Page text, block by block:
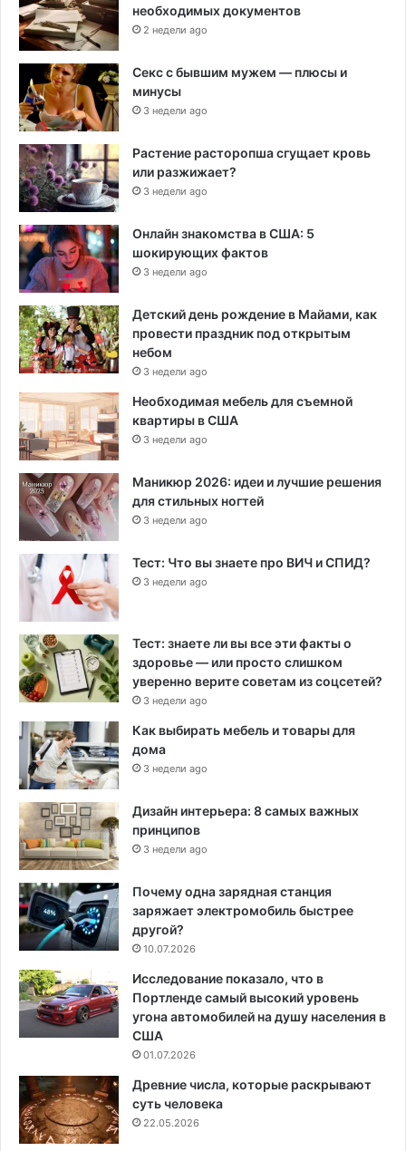
необходимых документов
2 недели ago
Секс с бывшим мужем — плюсы и
минусы
3 недели ago
Растение расторопша сгущает кровь
или разжижает?
3 недели ago
Онлайн знакомства в США: 5
шокирующих фактов
3 недели ago
Детский день рождение в Майами, как
провести праздник под открытым
небом
3 недели ago
Необходимая мебель для съемной
квартиры в США
3 недели ago
Маникюр 2026: идеи и лучшие решения
для стильных ногтей
3 недели ago
Тест: Что вы знаете про ВИЧ и СПИД?
3 недели ago
Тест: знаете ли вы все эти факты о
здоровье — или просто слишком
уверенно верите советам из соцсетей?
3 недели ago
Как выбирать мебель и товары для
дома
3 недели ago
Дизайн интерьера: 8 самых важных
принципов
3 недели ago
Почему одна зарядная станция
заряжает электромобиль быстрее
другой?
10.07.2026
Исследование показало, что в
Портленде самый высокий уровень
угона автомобилей на душу населения в
США
01.07.2026
Древние числа, которые раскрывают
суть человека
22.05.2026